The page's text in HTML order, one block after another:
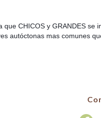
CHICOS y GRANDES se
autóctonas mas comunes